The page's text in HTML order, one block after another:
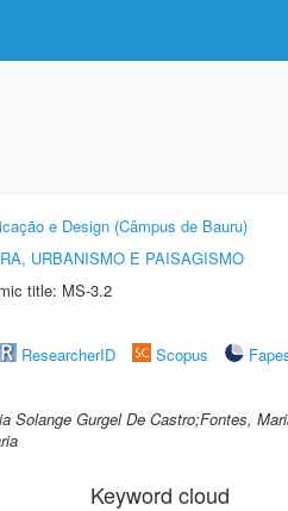
e Design (Câmpus de Bauru)
URBANISMO E PAISAGISMO
title: MS-3.2
ResearcherID Scopus
Solange Gurgel De Castro;Fontes,
Keyword cloud